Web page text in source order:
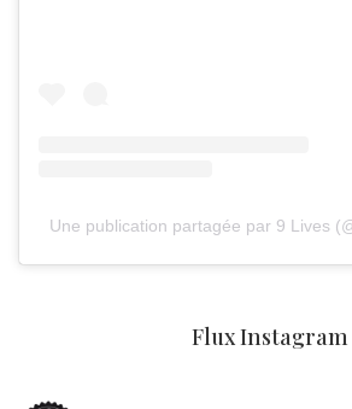
Une publication partagée par 9 Lives
Flux Instagram